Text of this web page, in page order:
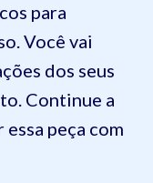
para
Você vai
dos seus
Continue a
peça com